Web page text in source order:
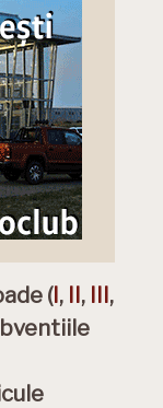
(I, II, III,